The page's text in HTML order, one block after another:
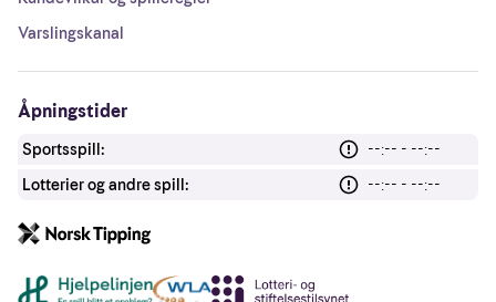
Varslingskanal
Åpningstider
Sportsspill:
--:-- - --:--
Lotterier og andre spill:
--:-- - --:--
Andre lenker